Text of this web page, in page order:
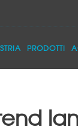
PRODOTTI